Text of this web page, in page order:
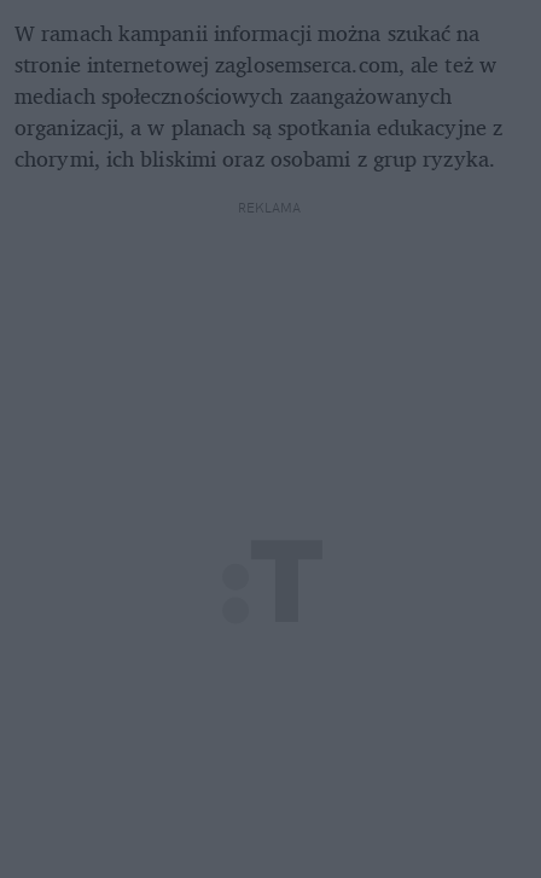
W ramach kampanii informacji można szukać na
stronie internetowej zaglosemserca.com, ale też w
mediach społecznościowych zaangażowanych
organizacji, a w planach są spotkania edukacyjne z
chorymi, ich bliskimi oraz osobami z grup ryzyka.
REKLAMA